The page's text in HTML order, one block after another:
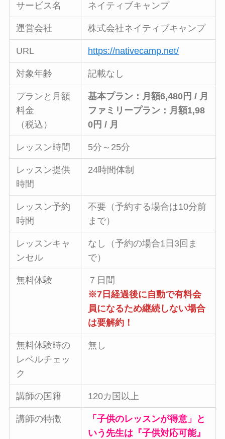
サービス名 ネイティブキャンプ
運営会社 株式会社ネイティブキャンプ
URL https://nativecamp.net/
対象年齢 記載なし
プランと月額
料金
（税込）
基本プラン：月額6,480円 / 月
ファミリープラン：月額1,98
0円 / 月
レッスン時間 5分～25分
レッスン提供
時間
24時間体制
レッスン予約
時間
不要（予約する場合は10分前
まで）
レッスンキャ
ンセル
なし（予約の場合1日3回ま
で）
無料体験
７日間
※7日経過後に自動で有料会
員になるため継続しない場合
は要解約！
無料体験時の
レベルチェッ
ク
無し
講師の国籍 120カ国以上
講師の特徴
「子供のレッスンが得意」と
いう先生は『子供対応可能』